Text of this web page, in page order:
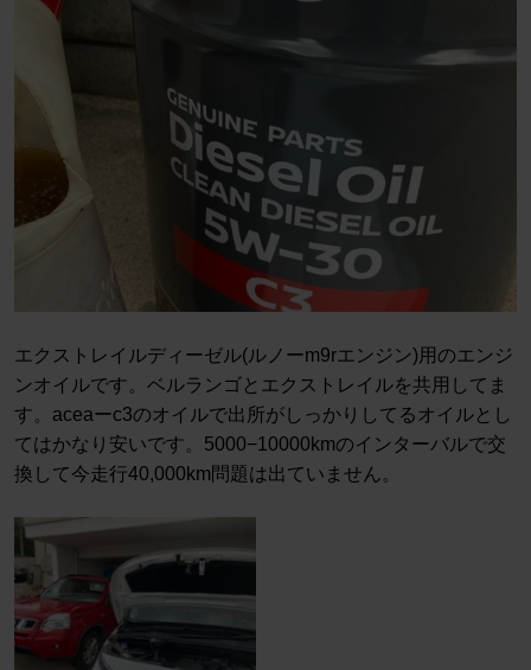
エクストレイルディーゼル(ルノーm9rエンジン)用のエンジ
ンオイルです。ベルランゴとエクストレイルを共用してま
す。aceaーc3のオイルで出所がしっかりしてるオイルとし
てはかなり安いです。5000−10000kmのインターバルで交
換して今走行40,000km問題は出ていません。